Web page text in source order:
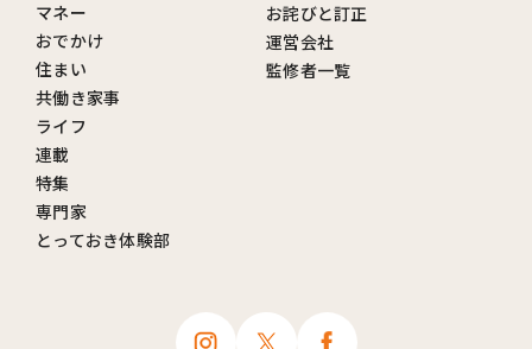
マネー
おでかけ
住まい
共働き家事
ライフ
連載
特集
専門家
とっておき体験部
お詫びと訂正
運営会社
監修者一覧